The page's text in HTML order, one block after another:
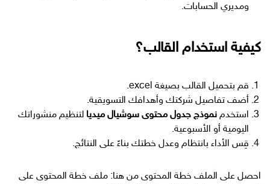
ومديري الحسابات.
كيفية استخدام القالب؟
قم بتحميل القالب بصيغة excel
.
أضف تفاصيل شركتك وأهدافك التسويقية.
استخدم نموذج جدول محتوى سوشيال ميديا لتنظيم منشوراتك
اليومية أو الأسبوعية.
قِس الأداء بانتظام وعدل خطتك بناءً على النتائج.
احصل على الملف خطة المحتوى من هنا: ملف خطة المحتوى على